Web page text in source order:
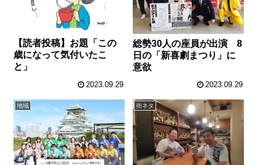
【読者投稿】お題「この
歳になって気付いたこ
と」
2023.09.29
総勢30人の座員が出演 8
日の「新喜劇まつり」に
意欲
2023.09.29
地域 街ネタ